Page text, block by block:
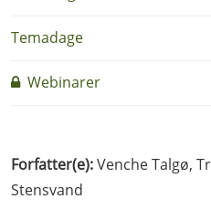
Temadage
Webinarer
Forfatter(e):Venche Talgø,
Stensvand